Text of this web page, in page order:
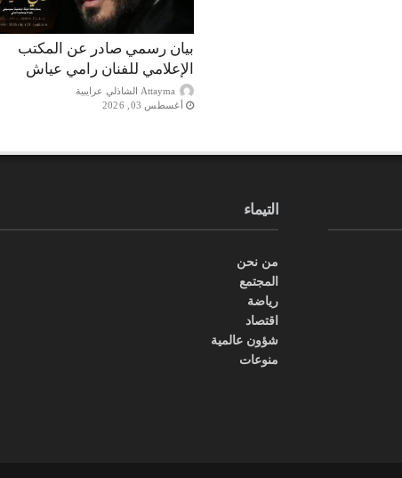
بيان رسمي صادر عن المكتب
الإعلامي للفنان رامي عياش
Attayma الشاذلي عرايبية
أغسطس 03, 2026
التيماء
من نحن
المجتمع
رياضة
اقتصاد
شؤون عالمية
منوعات